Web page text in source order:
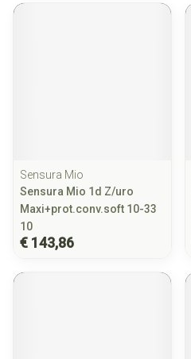
Sensura Mio
Sensura Mio 1d Z/uro
Maxi+prot.conv.soft 10-33
10
€ 143,86